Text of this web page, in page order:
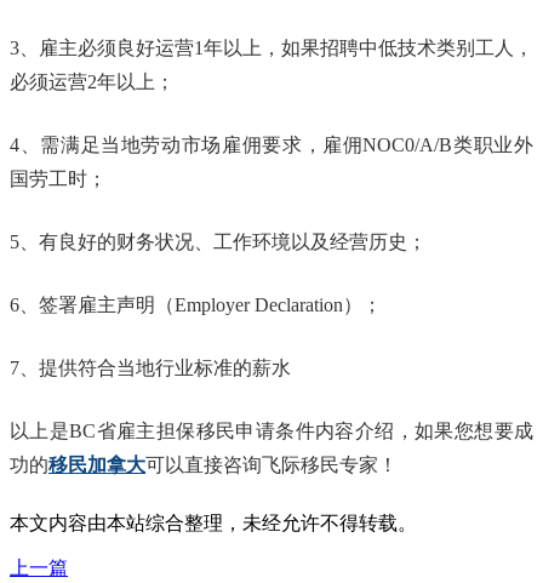
3、雇主必须良好运营1年以上，如果招聘中低技术类别工人，
必须运营2年以上；
4、需满足当地劳动市场雇佣要求，雇佣NOC0/A/B类职业外
国劳工时；
5、有良好的财务状况、工作环境以及经营历史；
6、签署雇主声明（Employer Declaration）；
7、提供符合当地行业标准的薪水
以上是BC省雇主担保移民申请条件内容介绍，如果您想要成
功的移民加拿大可以直接咨询飞际移民专家！
本文内容由本站综合整理，未经允许不得转载。
上一篇